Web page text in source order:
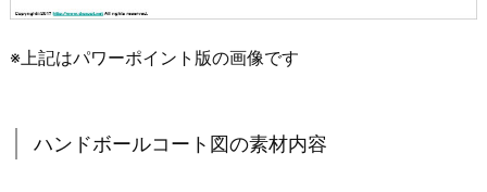
※上記はパワーポイント版の画像です
ハンドボールコート図の素材内容